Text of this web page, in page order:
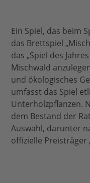
Ein Spiel, das beim
das Brettspiel
das „Spiel des
Mischwald
und ökologisches
umfasst das Spiel
Unterholzpflanzen.
dem Bestand der
Auswahl, darunter
offizielle Preisträger